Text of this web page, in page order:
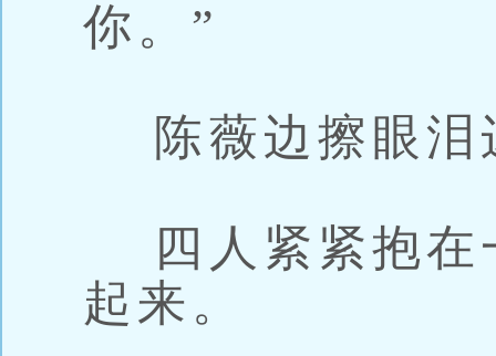
你。”
陈薇边擦眼泪
四人紧紧抱在
起来。